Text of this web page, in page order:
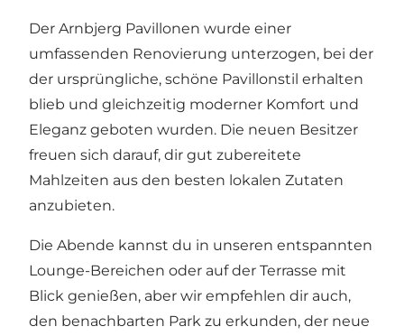
Der Arnbjerg Pavillonen wurde einer
umfassenden Renovierung unterzogen, bei der
der ursprüngliche, schöne Pavillonstil erhalten
blieb und gleichzeitig moderner Komfort und
Eleganz geboten wurden. Die neuen Besitzer
freuen sich darauf, dir gut zubereitete
Mahlzeiten aus den besten lokalen Zutaten
anzubieten.
Die Abende kannst du in unseren entspannten
Lounge-Bereichen oder auf der Terrasse mit
Blick genießen, aber wir empfehlen dir auch,
den benachbarten Park zu erkunden, der neue